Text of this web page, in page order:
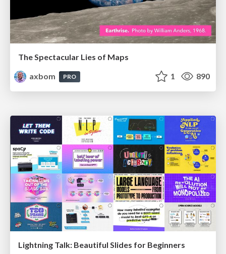
The Spectacular Lies of Maps
axbom
PRO 1 890
Lightning Talk: Beautiful Slides for Beginners